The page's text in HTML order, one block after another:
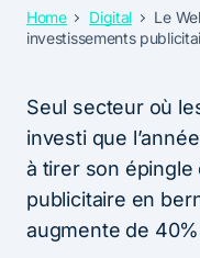
Home Digital
Le
investissements
Seul secteur où
investi que
à tirer son épingle
publicitaire en
augmente de